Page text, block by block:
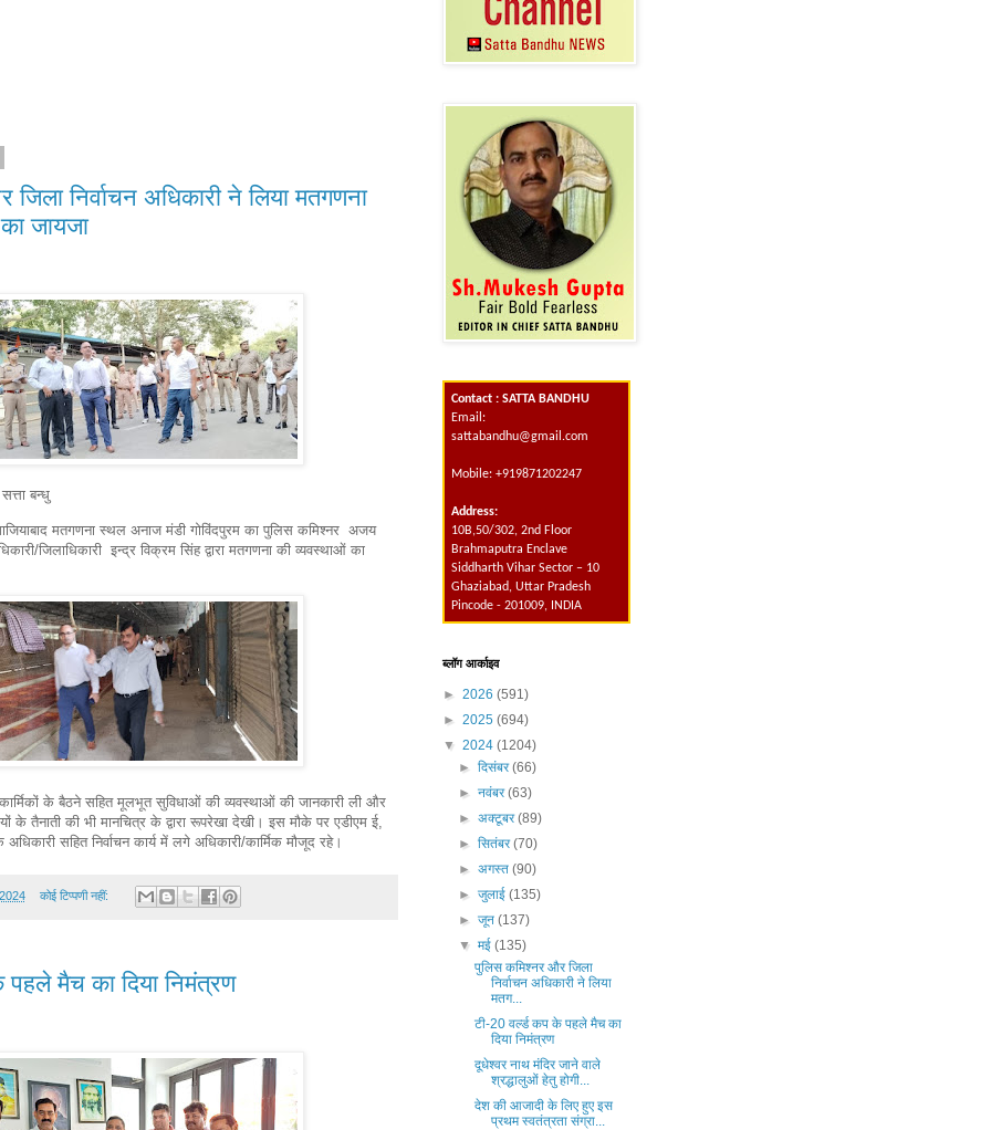
निर्वाचन अधिकारी ने लिया मतगणना
जायजा
बन्धु
मतगणना स्थल अनाज मंडी गोविंदपुरम का पुलिस कमिश्नर अजय
जिलाधिकारी इन्द्र विक्रम सिंह द्वारा मतगणना की व्यवस्थाओं का
कार्मिकों के बैठने सहित मूलभूत सुविधाओं की व्यवस्थाओं की जानकारी ली और
के तैनाती की भी मानचित्र के द्वारा रूपरेखा देखी। इस मौके पर एडीएम ई,
सहित निर्वाचन कार्य में लगे अधिकारी/कार्मिक मौजूद रहे।
कोई टिप्पणी नहीं:
मैच का दिया निमंत्रण
Contact : SATTA BANDHU
Email:
sattabandhu@gmail.com
Mobile: +919871202247
Address:
10B,50/302, 2nd Floor
Brahmaputra Enclave
Siddharth Vihar Sector – 10
Ghaziabad, Uttar Pradesh
Pincode - 201009, INDIA
ब्लॉग आर्काइव
► 2026 (591)
► 2025 (694)
▼ 2024 (1204)
► दिसंबर(66)
► नवंबर(63)
► अक्टूबर(89)
► सितंबर(70)
► अगस्त (90)
► जुलाई (135)
► जून (137)
▼ मई (135)
पुलिस कमिश्नर और जिला
निर्वाचन अधिकारी ने लिया
मतग...
टी-20 वर्ल्ड कप के पहले मैच का
दिया निमंत्रण
दूधेश्वर नाथ मंदिर जाने वाले
श्रद्धालुओं हेतु होगी...
देश की आजादी के लिए हुए इस
प्रथम स्वतंत्रता संग्रा...